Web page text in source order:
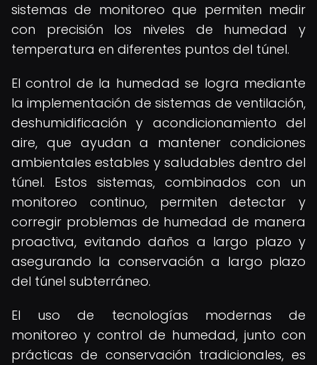
sistemas de monitoreo que permiten medir
con precisión los niveles de humedad y
temperatura en diferentes puntos del túnel.
El control de la humedad se logra mediante
la implementación de sistemas de ventilación,
deshumidificación y acondicionamiento del
aire, que ayudan a mantener condiciones
ambientales estables y saludables dentro del
túnel. Estos sistemas, combinados con un
monitoreo continuo, permiten detectar y
corregir problemas de humedad de manera
proactiva, evitando daños a largo plazo y
asegurando la conservación a largo plazo
del túnel subterráneo.
El uso de tecnologías modernas de
monitoreo y control de humedad, junto con
prácticas de conservación tradicionales, es